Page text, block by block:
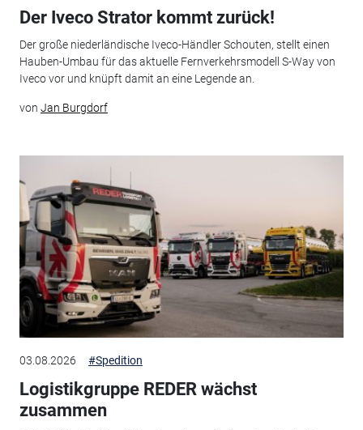
Der Iveco Strator kommt zurück!
Der große niederländische Iveco-Händler Schouten, stellt einen
Hauben-Umbau für das aktuelle Fernverkehrsmodell S-Way von
Iveco vor und knüpft damit an eine Legende an.
von Jan Burgdorf
03.08.2026 #Spedition
Logistikgruppe REDER wächst
zusammen